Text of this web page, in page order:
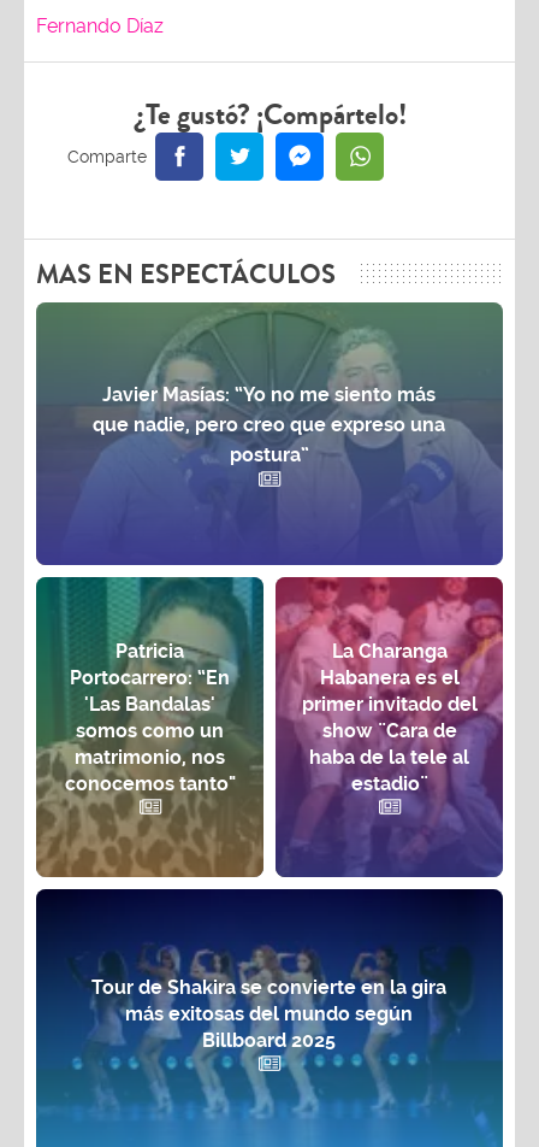
Fernando Díaz
¿Te gustó? ¡Compártelo!
MAS EN ESPECTÁCULOS
Javier Masías: “Yo no me siento más
que nadie, pero creo que expreso una
postura”
Patricia
Portocarrero: “En
'Las Bandalas'
somos como un
matrimonio, nos
conocemos tanto"
La Charanga
Habanera es el
primer invitado del
show ¨Cara de
haba de la tele al
estadio¨
Tour de Shakira se convierte en la gira
más exitosas del mundo según
Billboard 2025